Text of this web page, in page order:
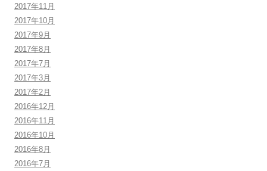
2017年11月
2017年10月
2017年9月
2017年8月
2017年7月
2017年3月
2017年2月
2016年12月
2016年11月
2016年10月
2016年8月
2016年7月